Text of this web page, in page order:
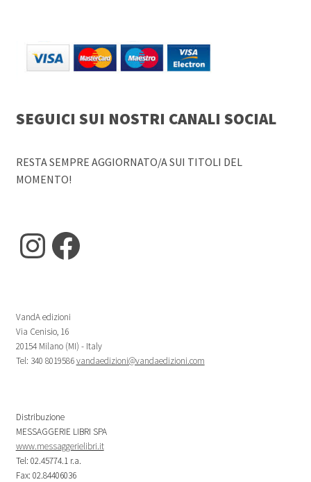
SEGUICI SUI NOSTRI CANALI SOCIAL
RESTA SEMPRE AGGIORNATO/A SUI TITOLI DEL
MOMENTO!
Instagram
Facebook
VandA edizioni
Via Cenisio, 16
20154 Milano (MI) - Italy
Tel: 340 8019586vandaedizioni@vandaedizioni.com
Distribuzione
MESSAGGERIE LIBRI SPA
www.messaggerielibri.it
Tel: 02.45774.1 r.a.
Fax: 02.84406036